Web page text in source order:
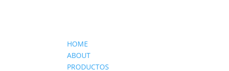
HOME
ABOUT
PRODUCTOS